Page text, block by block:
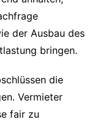
der Ausbau des
bringen.
die
Vermieter
fair zu